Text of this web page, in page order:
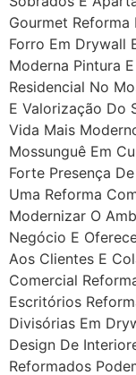
Gourmet Reforma
Forro Em Drywall
Moderna Pintura
Residencial No
E Valorização Do
Vida Mais
Mossunguê Em
Forte Presença
Uma Reforma
Modernizar O
Negócio E
Aos Clientes E
Comercial
Escritórios
Divisórias Em
Design De
Reformados